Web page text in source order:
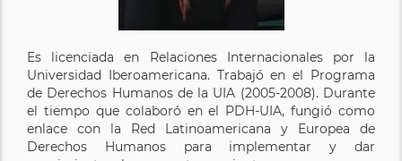
Es licenciada en Relaciones Internacionales por la
Universidad Iberoamericana. Trabajó en el Programa
de Derechos Humanos de la UIA (2005-2008). Durante
el tiempo que colaboró en el PDH-UIA, fungió como
enlace con la Red Latinoamericana y Europea de
Derechos Humanos para implementar y dar